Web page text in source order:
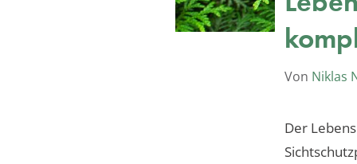
Von Niklas
Der